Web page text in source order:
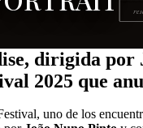
dirigida
2025 que
, uno de los